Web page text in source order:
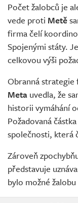
Počet žalobců je
vede proti Metě
firma čelí
Spojenými státy.
celkovou výši
Obranná strategie
Meta uvedla, že
historii vymáhání
Požadovaná
společnosti, která
Zároveň
představuje
bylo možné